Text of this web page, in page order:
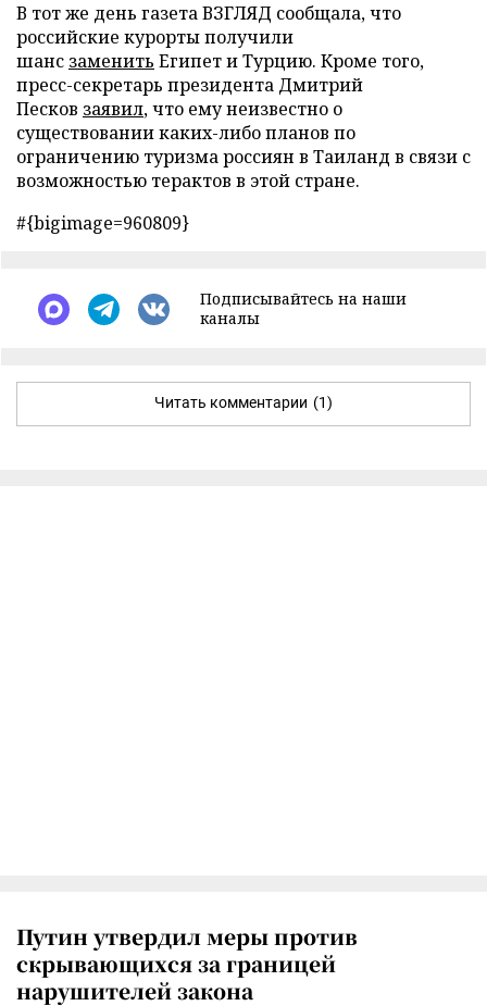
В тот же день газета ВЗГЛЯД сообщала, что
российские курорты получили
шанс заменить Египет и Турцию. Кроме того,
пресс-секретарь президента Дмитрий
Песков заявил, что ему неизвестно о
существовании каких-либо планов по
ограничению туризма россиян в Таиланд в связи с
возможностью терактов в этой стране.
#{bigimage=960809}
Подписывайтесь на наши
каналы
Читать комментарии (1)
Путин утвердил меры против
скрывающихся за границей
нарушителей закона